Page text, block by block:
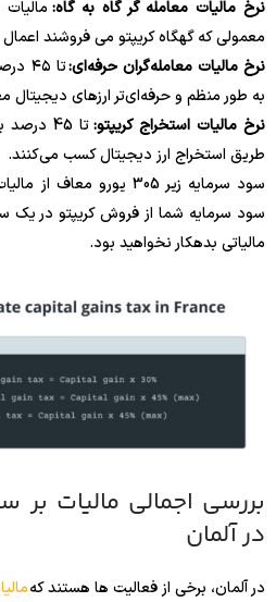
نرخ مالیات معامله گر گاه به گاه:
معمولی که گهگاه کریپتو می فروشند
نرخ مالیات معامله‌گران حرفه‌ای:
تا
به طور منظم و حرفه‌ای‌تر ارزهای دیجیتال
نرخ مالیات استخراج کریپتو:
تا 45
طریق استخراج ارز دیجیتال کسب می‌کنند.
سود سرمایه زیر 305 یورو
مالیاتی بدهکار نخواهید بود.
بررسی اجمالی مالیات بر
در آلمان
در آلمان، برخی از فعالیت ها هستند که